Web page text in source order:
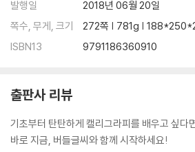
긴 문장 쓰기의 요령
버들선비체 ｜ 버들마님체 ｜ 버들대감체
추천의 글. 김성장(시인, 세종손글씨연구소 대표)
발행일
2018년 06월 20일
쪽수, 무게, 크기
272쪽 | 781g |
ISBN13
9791186360910
출판사 리뷰
기초부터 탄탄하게 캘리그라피를 배우고 싶다
바로 지금, 버들글씨와 함께 시작하세요!